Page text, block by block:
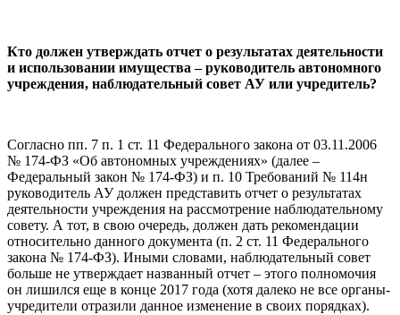
Кто должен утверждать отчет о результатах деятельности
и использовании имущества – руководитель автономного
учреждения, наблюдательный совет АУ или учредитель?
Согласно пп. 7 п. 1 ст. 11 Федерального закона от 03.11.2006
№ 174‑ФЗ «Об автономных учреждениях» (далее –
Федеральный закон № 174‑ФЗ) и п. 10 Требований № 114н
руководитель АУ должен представить отчет о результатах
деятельности учреждения на рассмотрение наблюдательному
совету. А тот, в свою очередь, должен дать рекомендации
относительно данного документа (п. 2 ст. 11 Федерального
закона № 174‑ФЗ). Иными словами, наблюдательный совет
больше не утверждает названный отчет – этого полномочия
он лишился еще в конце 2017 года (хотя далеко не все органы-
учредители отразили данное изменение в своих порядках).